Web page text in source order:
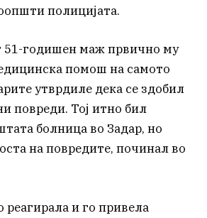
полицијата.
51-годишен маж првично му
помош на самото
утврдиле дека се здобил
повреди. Тој итно бил
болница во Задар, но
на повредите, починал во
реагирала и го привела